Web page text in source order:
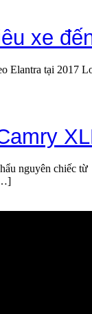
xe
Elantra tại 2017
nguyên chiếc